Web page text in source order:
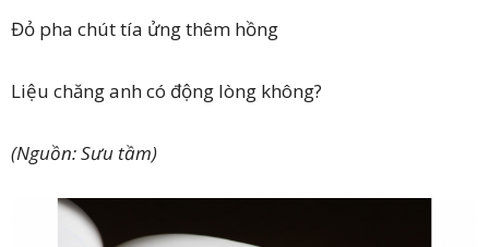
Đỏ pha chút tía ửng thêm hồng
Liệu chăng anh có động lòng không?
(Nguồn: Sưu tầm)